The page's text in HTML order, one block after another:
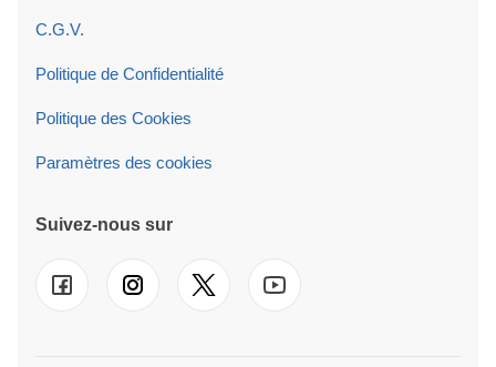
C.G.V.
Politique de Confidentialité
Politique des Cookies
Paramètres des cookies
Suivez-nous sur